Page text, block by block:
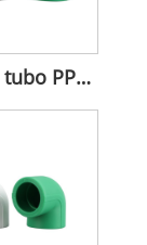
Codo de tubo PPR de 90 grados